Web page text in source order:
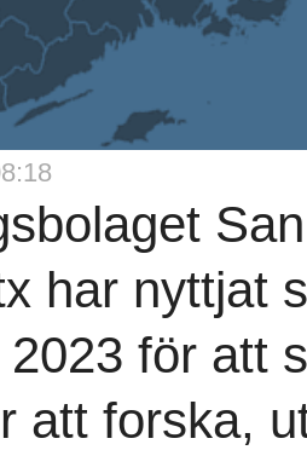
har nyttjat
för att
att forska,